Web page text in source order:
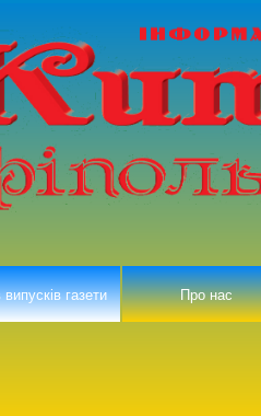
випусків газети Про нас